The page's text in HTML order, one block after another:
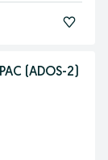
(ADOS-2)